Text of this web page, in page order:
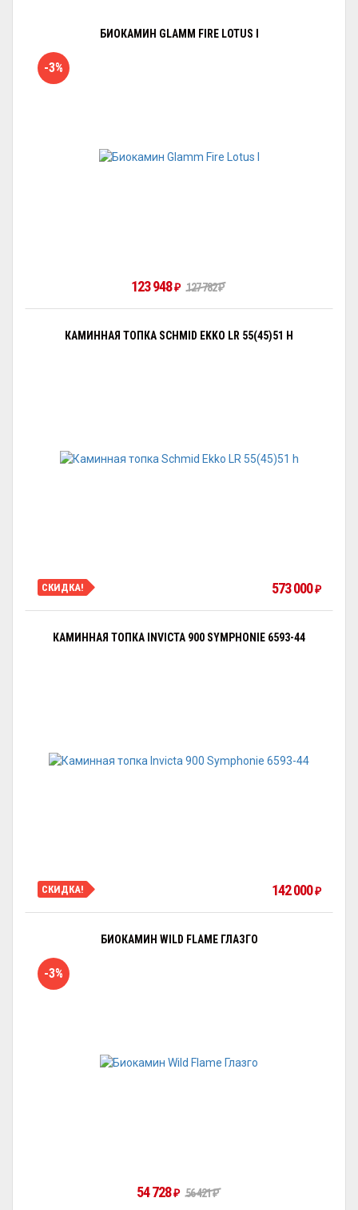
БИОКАМИН GLAMM FIRE LOTUS I
-3%
123 948 ₽ 127 782₽
КАМИННАЯ ТОПКА SCHMID EKKO LR 55(45)51 H
СКИДКА! 573 000 ₽
КАМИННАЯ ТОПКА INVICTA 900 SYMPHONIE 6593-44
СКИДКА! 142 000 ₽
БИОКАМИН WILD FLAME ГЛАЗГО
-3%
54 728 ₽ 56 421₽